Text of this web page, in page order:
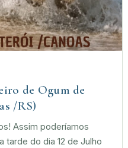
de Ogum de
/RS)
Assim poderíamos
tarde do dia 12 de Julho